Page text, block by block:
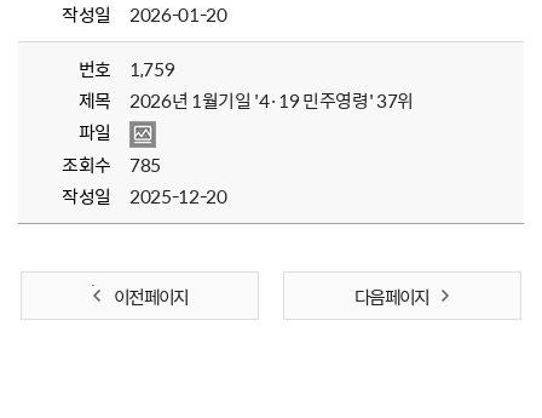
작성일
2026-01-20
번호
1,759
제목
2026년 1월기일 '4·19 민주영령' 37위
파일
조회수
785
작성일
2025-12-20
이전 페이지 다음 페이지